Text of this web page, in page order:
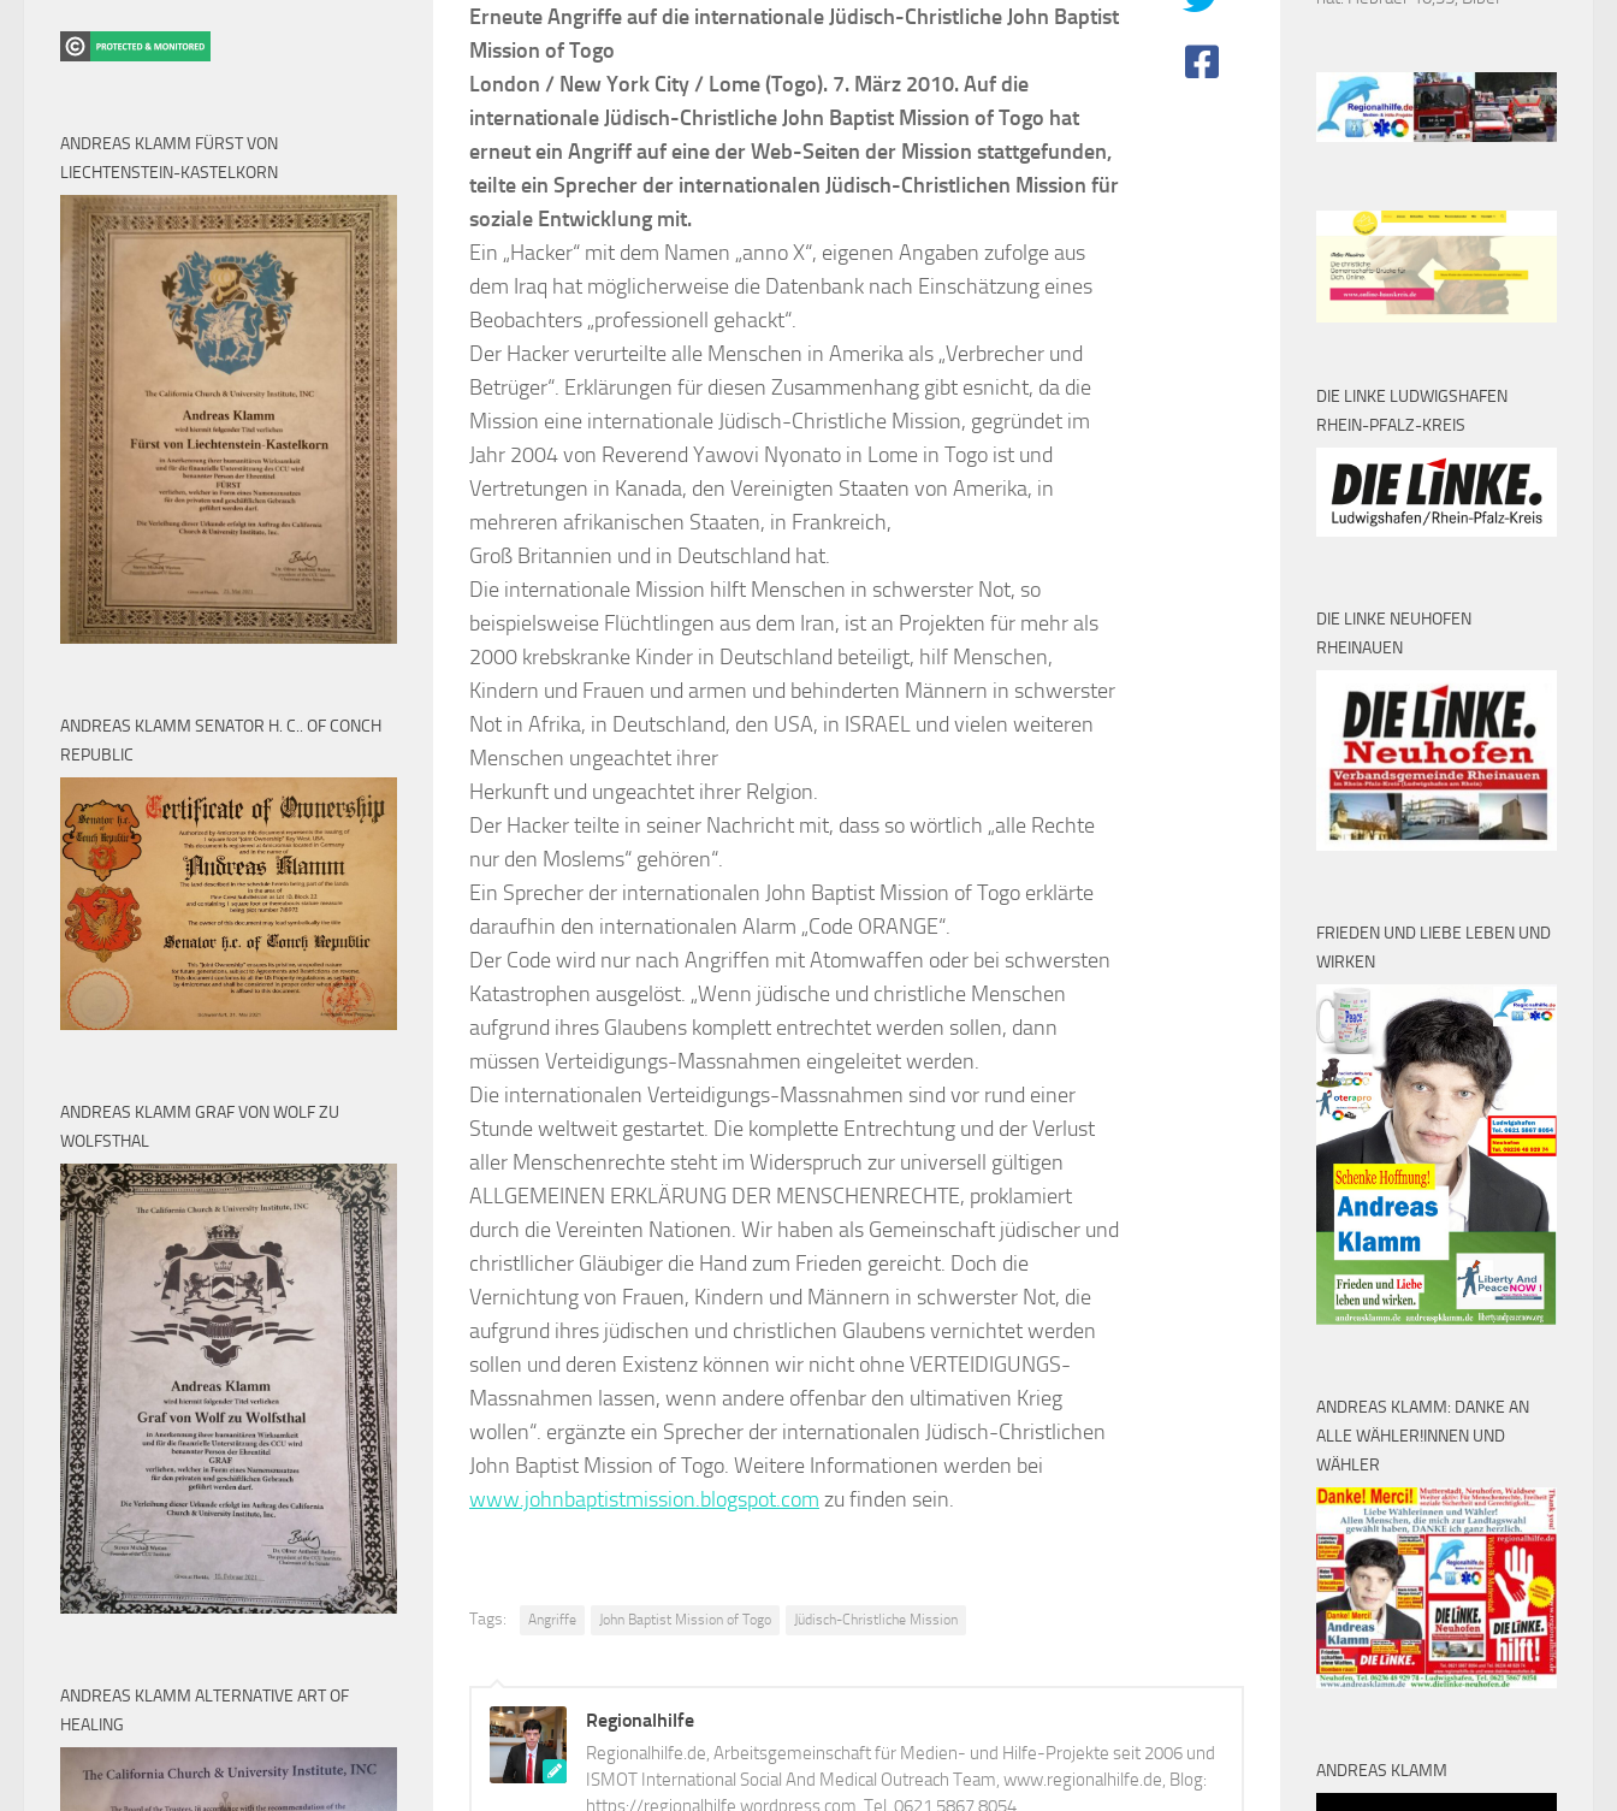
Erneute Angriffe auf die internationale Jüdisch-Christliche John Baptist
Mission of Togo
London / New York City / Lome (Togo). 7. März 2010. Auf die
internationale Jüdisch-Christliche John Baptist Mission of Togo hat
erneut ein Angriff auf eine der Web-Seiten der Mission stattgefunden,
teilte ein Sprecher der internationalen Jüdisch-Christlichen Mission für
soziale Entwicklung mit.
Ein „Hacker“ mit dem Namen „anno X“, eigenen Angaben zufolge aus
dem Iraq hat möglicherweise die Datenbank nach Einschätzung eines
Beobachters „professionell gehackt“.
Der Hacker verurteilte alle Menschen in Amerika als „Verbrecher und
Betrüger“. Erklärungen für diesen Zusammenhang gibt esnicht, da die
Mission eine internationale Jüdisch-Christliche Mission, gegründet im
Jahr 2004 von Reverend Yawovi Nyonato in Lome in Togo ist und
Vertretungen in Kanada, den Vereinigten Staaten von Amerika, in
mehreren afrikanischen Staaten, in Frankreich,
Groß Britannien und in Deutschland hat.
Die internationale Mission hilft Menschen in schwerster Not, so
beispielsweise Flüchtlingen aus dem Iran, ist an Projekten für mehr als
2000 krebskranke Kinder in Deutschland beteiligt, hilf Menschen,
Kindern und Frauen und armen und behinderten Männern in schwerster
Not in Afrika, in Deutschland, den USA, in ISRAEL und vielen weiteren
Menschen ungeachtet ihrer
Herkunft und ungeachtet ihrer Relgion.
Der Hacker teilte in seiner Nachricht mit, dass so wörtlich „alle Rechte
nur den Moslems“ gehören“.
Ein Sprecher der internationalen John Baptist Mission of Togo erklärte
daraufhin den internationalen Alarm „Code ORANGE“.
Der Code wird nur nach Angriffen mit Atomwaffen oder bei schwersten
Katastrophen ausgelöst. „Wenn jüdische und christliche Menschen
aufgrund ihres Glaubens komplett entrechtet werden sollen, dann
müssen Verteidigungs-Massnahmen eingeleitet werden.
Die internationalen Verteidigungs-Massnahmen sind vor rund einer
Stunde weltweit gestartet. Die komplette Entrechtung und der Verlust
aller Menschenrechte steht im Widerspruch zur universell gültigen
ALLGEMEINEN ERKLÄRUNG DER MENSCHENRECHTE, proklamiert
durch die Vereinten Nationen. Wir haben als Gemeinschaft jüdischer und
christllicher Gläubiger die Hand zum Frieden gereicht. Doch die
Vernichtung von Frauen, Kindern und Männern in schwerster Not, die
aufgrund ihres jüdischen und christlichen Glaubens vernichtet werden
sollen und deren Existenz können wir nicht ohne VERTEIDIGUNGS-
Massnahmen lassen, wenn andere offenbar den ultimativen Krieg
wollen“. ergänzte ein Sprecher der internationalen Jüdisch-Christlichen
John Baptist Mission of Togo. Weitere Informationen werden bei
www.johnbaptistmission.blogspot.com zu finden sein.
Tags: Angriffe John Baptist Mission of Togo Jüdisch-Christliche Mission
Regionalhilfe
Regionalhilfe.de, Arbeitsgemeinschaft für Medien- und Hilfe-Projekte seit 2006 und
ISMOT International Social And Medical Outreach Team, www.regionalhilfe.de, Blog:
https://regionalhilfe.wordpress.com, Tel. 0621 5867 8054
ANDREAS KLAMM FÜRST VON
LIECHTENSTEIN-KASTELKORN
ANDREAS KLAMM SENATOR H. C.. OF CONCH
REPUBLIC
ANDREAS KLAMM GRAF VON WOLF ZU
WOLFSTHAL
ANDREAS KLAMM ALTERNATIVE ART OF
HEALING
DIE LINKE LUDWIGSHAFEN
RHEIN-PFALZ-KREIS
DIE LINKE NEUHOFEN
RHEINAUEN
FRIEDEN UND LIEBE LEBEN UND
WIRKEN
ANDREAS KLAMM: DANKE AN
ALLE WÄHLER!INNEN UND
WÄHLER
ANDREAS KLAMM